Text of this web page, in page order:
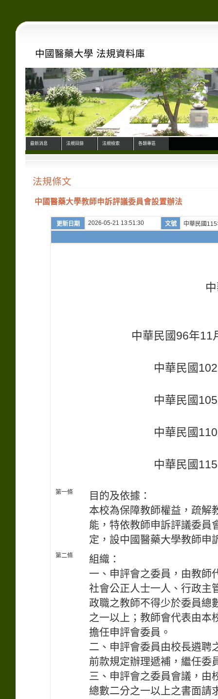
中國醫藥大學 法規資料庫
最新消息 法規目錄 法規檢索 各類專區
法規條文
中國醫藥大學教師申訴評議委員會設置辦法
更新日期 2026-05-21 13:51:30 文號 中華民國
中華民國96年11
中華民國
中華民國
中華民國
中華民國
第一條
目的及依據：
本校為保障教師權益，疏解
能，特依教師申訴評議委員
定，設中國醫藥大學教師申
第二條
組織：
一、申評會之委員，由教師
社會公正人士一人、行政主
政職之教師不得少於委員總
之一以上；教師會代表由本
擔任申評會委員。
二、申評會委員由校長遴聘
前款規定辦理遞補，繼任委
三、申評會之委員會議，由
總數二分之一以上之書面請